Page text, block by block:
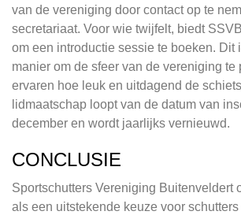
van de vereniging door contact op te
secretariaat. Voor wie twijfelt, biedt
om een introductie sessie te boeken. Dit
manier om de sfeer van de vereniging te
ervaren hoe leuk en uitdagend de
lidmaatschap loopt van de datum van
december en wordt jaarlijks vernieuwd.
CONCLUSIE
Sportschutters Vereniging Buitenveldert
als een uitstekende keuze voor